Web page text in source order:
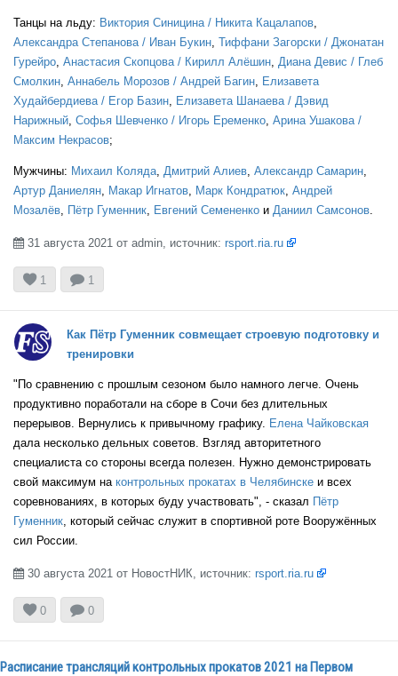
Танцы на льду: Виктория Синицина / Никита Кацалапов
Александра Степанова / Иван Букин Тиффани Загорски / Джонатан
Гурейро Анастасия Скопцова / Кирилл Алёшин Диана Девис / Глеб
Смолкин Аннабель Морозов / Андрей Багин Елизавета
Худайбердиева / Егор Базин Елизавета Шанаева / Дэвид
Нарижный Софья Шевченко / Игорь Еременко Арина Ушакова /
Максим Некрасов;
Мужчины: Михаил Коляда Дмитрий Алиев Александр Самарин
Артур Даниелян Макар Игнатов Марк Кондратюк Андрей
Мозалёв Пётр Гуменник Евгений Семененко и Даниил Самсонов
 31 августа 2021 от admin, источник: rsport.ria.ru
1  1
Как Пётр Гуменник совмещает строевую подготовку и
тренировки
"По сравнению с прошлым сезоном было намного легче. Очень
продуктивно поработали на сборе в Сочи без длительных
перерывов. Вернулись к привычному графику. Елена Чайковская
дала несколько дельных советов. Взгляд авторитетного
специалиста со стороны всегда полезен. Нужно демонстрировать
свой максимум на контрольных прокатах в Челябинске и всех
соревнованиях, в которых буду участвовать", - сказал Пётр
Гуменник , который сейчас служит в спортивной роте Вооружённых
сил России.
 30 августа 2021 от НовостНИК, источник: rsport.ria.ru
0  0
Расписание трансляций контрольных прокатов 2021 на Первом